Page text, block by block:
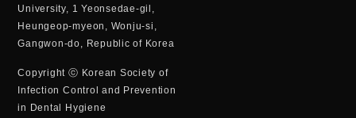
University, 1 Yeonsedae-gil,
Heungeop-myeon, Wonju-si,
Gangwon-do, Republic of Korea
Copyright ⓒ Korean Society of
Infection Control and Prevention
in Dental Hygiene